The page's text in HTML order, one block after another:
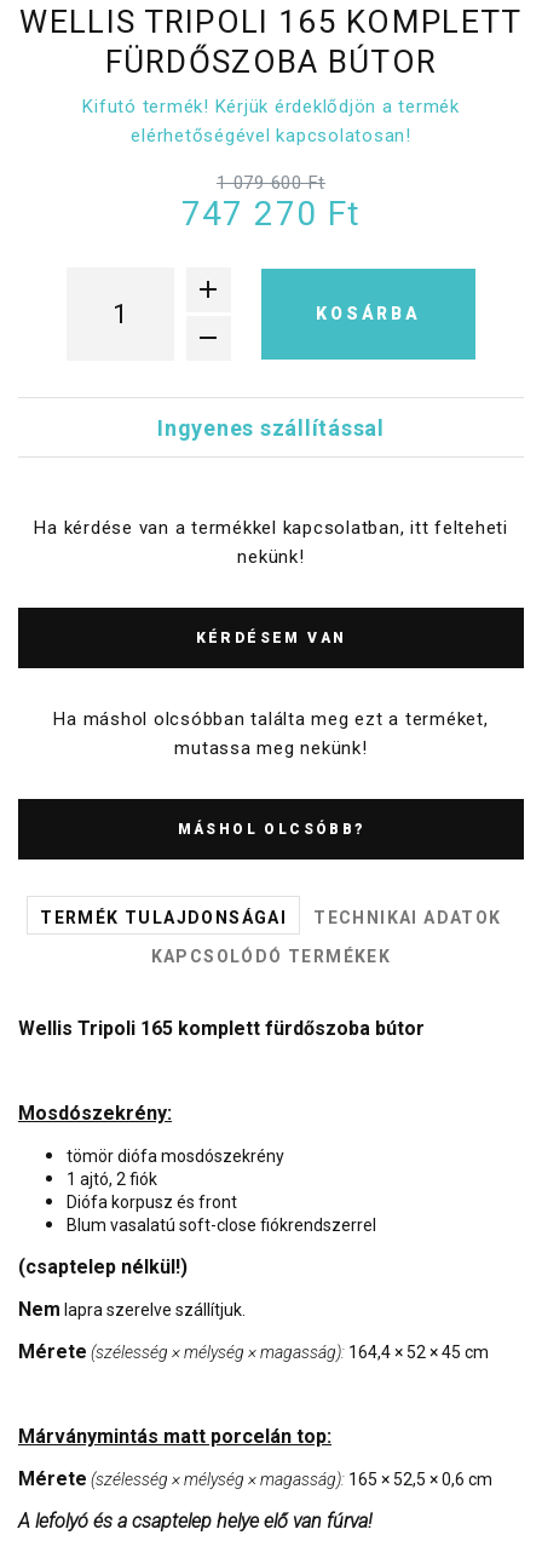
WELLIS TRIPOLI 165 KOMPLETT
FÜRDŐSZOBA BÚTOR
Kifutó termék! Kérjük érdeklődjön a termék
elérhetőségével kapcsolatosan!
1 079 600 Ft
747 270 Ft
KOSÁRBA
Ingyenes szállítással
Ha kérdése van a termékkel kapcsolatban, itt felteheti
nekünk!
KÉRDÉSEM VAN
Ha máshol olcsóbban találta meg ezt a terméket,
mutassa meg nekünk!
MÁSHOL OLCSÓBB?
TERMÉK TULAJDONSÁGAI
TECHNIKAI ADATOK
KAPCSOLÓDÓ TERMÉKEK
Wellis Tripoli 165 komplett fürdőszoba bútor
Mosdószekrény:
tömör diófa mosdószekrény
1 ajtó, 2 fiók
Diófa korpusz és front
Blum vasalatú soft-close fiókrendszerrel
(csaptelep nélkül!)
Nem lapra szerelve szállítjuk.
Mérete (szélesség × mélység × magasság): 164,4 × 52 × 45 cm
Márványmintás matt porcelán top:
Mérete (szélesség × mélység × magasság): 165 × 52,5 × 0,6 cm
A lefolyó és a csaptelep helye elő van fúrva!